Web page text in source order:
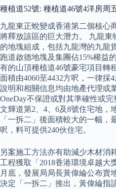
種植道52號: 種植道46號4洋房周
九龍東正蛻變成香港第二個核心
將釋放該區的巨大潛力。 九龍
的地塊組成，包括九龍灣的九龍
跑道啟德地塊及集團佔15%權益
有的山頂種植道46號豪宅項目轉
面積由4060至4432方呎，一律採
說明和相關信息均由地產代理或
OneDay不保證或對其準確性或
文輝道第2、4、6及8號住宅地，
「一拆二」後面積較大的一幅，
呎，料可提供240伙住宅。
另案施工方法亦有助減少木材消
工程獲取「2018香港環境卓越大
月底，發展局局長黃偉綸公布賣
決定「一拆二」推出，黃偉綸指